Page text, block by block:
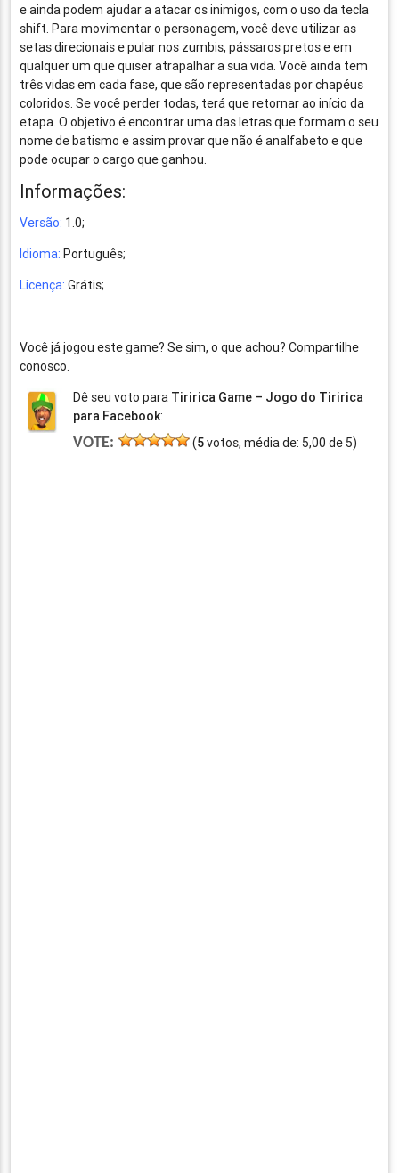
e ainda podem ajudar a atacar os inimigos, com o uso da tecla
shift. Para movimentar o personagem, você deve utilizar as
setas direcionais e pular nos zumbis, pássaros pretos e em
qualquer um que quiser atrapalhar a sua vida. Você ainda tem
três vidas em cada fase, que são representadas por chapéus
coloridos. Se você perder todas, terá que retornar ao início da
etapa. O objetivo é encontrar uma das letras que formam o seu
nome de batismo e assim provar que não é analfabeto e que
pode ocupar o cargo que ganhou.
Informações:
Versão: 1.0;
Idioma: Português;
Licença: Grátis;
Você já jogou este game? Se sim, o que achou? Compartilhe
conosco.
Dê seu voto para Tiririca Game – Jogo do Tiririca
para Facebook:
VOTE: (5votos, média de: 5,00 de 5)